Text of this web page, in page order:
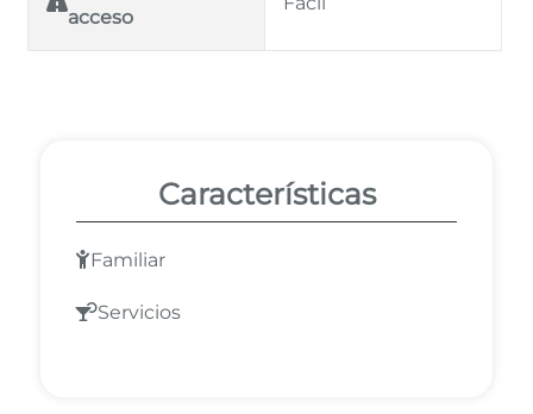
acceso
Características
Familiar
Servicios